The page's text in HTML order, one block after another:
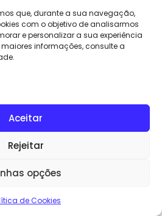
que, durante a sua navegação,
com o objetivo de analisarmos
e personalizar a sua experiência
informações, consulte a
Aceitar
Rejeitar
opções
de Cookies
Al Rights Reserverd (US - PT )